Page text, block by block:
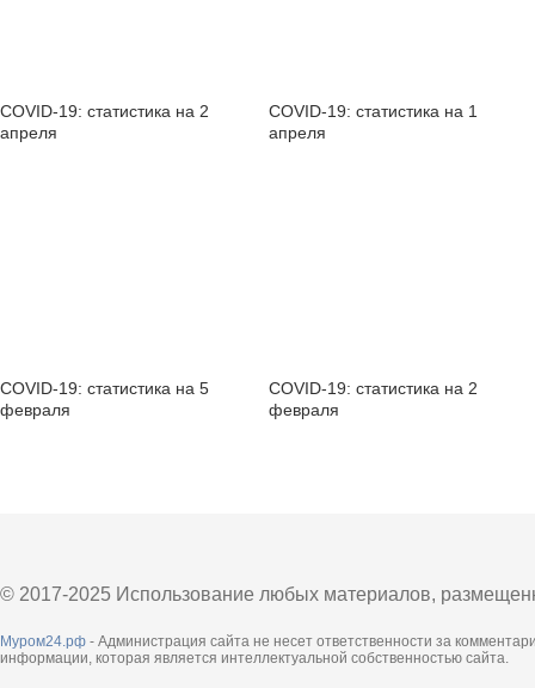
COVID-19: статистика на 2
апреля
COVID-19: статистика на 1
апреля
COVID-19: статистика на 5
февраля
COVID-19: статистика на 2
февраля
© 2017-2025 Использование любых материалов,
Муром24.рф - Администрация сайта не несет ответственности за
информации, которая является интеллектуальной собственностью сайта.